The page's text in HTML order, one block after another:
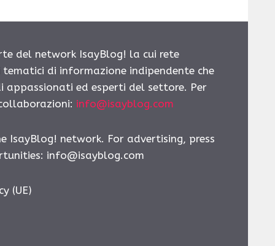
del network IsayBlog! la cui rete
di informazione indipendente che
ed esperti del settore. Per
info@isayblog.com
IsayBlog! network. For advertising, press
info@isayblog.com
(UE)